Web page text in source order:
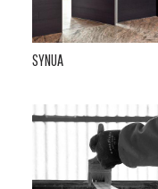
SYNUA